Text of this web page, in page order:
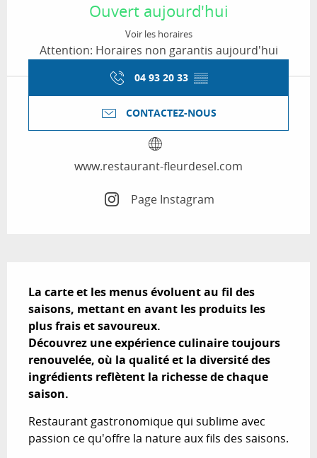
Ouvert aujourd'hui
Voir les horaires
Attention: Horaires non garantis aujourd'hui
04 93 20 33 ▒▒
CONTACTEZ-NOUS
www.restaurant-fleurdesel.com
Page Instagram
La carte et les menus évoluent au fil des
saisons, mettant en avant les produits les
plus frais et savoureux.
Découvrez une expérience culinaire toujours
renouvelée, où la qualité et la diversité des
ingrédients reflètent la richesse de chaque
saison.
Restaurant gastronomique qui sublime avec
passion ce qu'offre la nature aux fils des saisons.